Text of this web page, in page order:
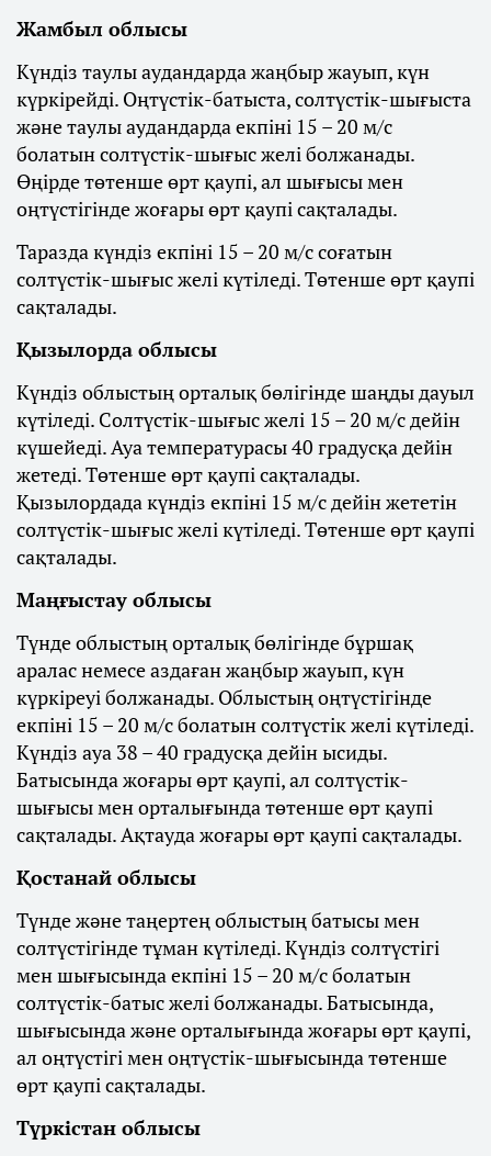
Жамбыл облысы
Күндіз таулы аудандарда жаңбыр жауып, күн
күркірейді. Оңтүстік-батыста, солтүстік-шығыста
және таулы аудандарда екпіні 15 – 20 м/с
болатын солтүстік-шығыс желі болжанады.
Өңірде төтенше өрт қаупі, ал шығысы мен
оңтүстігінде жоғары өрт қаупі сақталады.
Таразда күндіз екпіні 15 – 20 м/с соғатын
солтүстік-шығыс желі күтіледі. Төтенше өрт қаупі
сақталады.
Қызылорда облысы
Күндіз облыстың орталық бөлігінде шаңды дауыл
күтіледі. Солтүстік-шығыс желі 15 – 20 м/с дейін
күшейеді. Ауа температурасы 40 градусқа дейін
жетеді. Төтенше өрт қаупі сақталады.
Қызылордада күндіз екпіні 15 м/с дейін жететін
солтүстік-шығыс желі күтіледі. Төтенше өрт қаупі
сақталады.
Маңғыстау облысы
Түнде облыстың орталық бөлігінде бұршақ
аралас немесе аздаған жаңбыр жауып, күн
күркіреуі болжанады. Облыстың оңтүстігінде
екпіні 15 – 20 м/с болатын солтүстік желі күтіледі.
Күндіз ауа 38 – 40 градусқа дейін ысиды.
Батысында жоғары өрт қаупі, ал солтүстік-
шығысы мен орталығында төтенше өрт қаупі
сақталады. Ақтауда жоғары өрт қаупі сақталады.
Қостанай облысы
Түнде және таңертең облыстың батысы мен
солтүстігінде тұман күтіледі. Күндіз солтүстігі
мен шығысында екпіні 15 – 20 м/с болатын
солтүстік-батыс желі болжанады. Батысында,
шығысында және орталығында жоғары өрт қаупі,
ал оңтүстігі мен оңтүстік-шығысында төтенше
өрт қаупі сақталады.
Түркістан облысы